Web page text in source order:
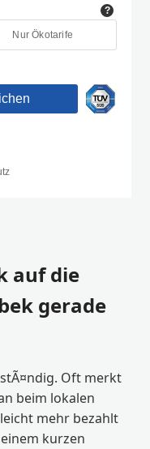
auf die
gerade
Oft merkt
beim lokalen
mehr bezahlt
kurzen